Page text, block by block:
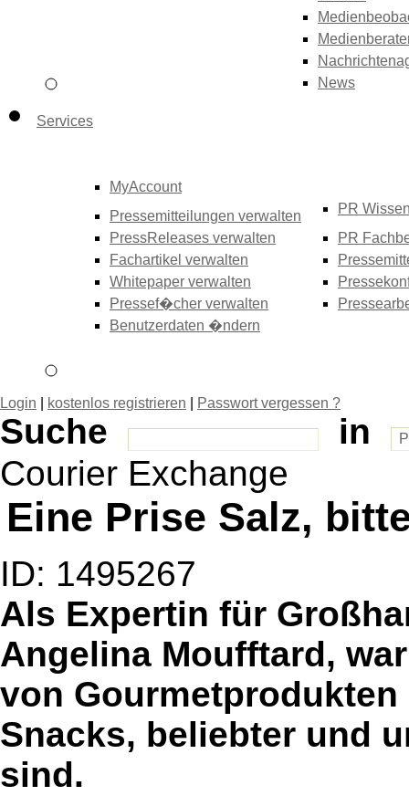
News
Services
MyAccount
Pressemitteilungen verwalten
PressReleases verwalten
Fachartikel verwalten
Whitepaper verwalten
Pressef�cher verwalten
Benutzerdaten �ndern
PR
PR
Login kostenlos registrieren Passwort vergessen ?
Suche
in
Courier Exchange
Eine Prise Salz,
ID: 1495267
Als Expertin für
Angelina Moufftard,
von
Snacks, beliebter und
sind.